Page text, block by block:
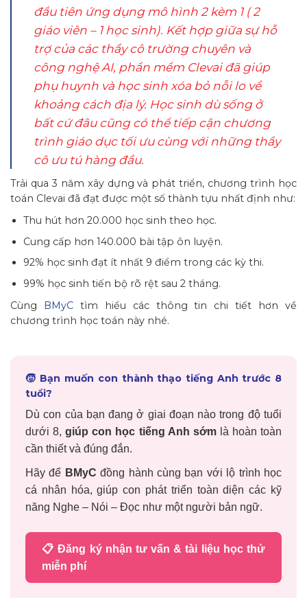
đầu tiên ứng dụng mô hình 2 kèm 1 ( 2
giáo viên – 1 học sinh). Kết hợp giữa sự hỗ
trợ của các thầy cô trường chuyên và
công nghệ AI, phần mềm Clevai đã giúp
phụ huynh và học sinh xóa bỏ nỗi lo về
khoảng cách địa lý. Học sinh dù sống ở
bất cứ đâu cũng có thể tiếp cận chương
trình giáo dục tối ưu cùng với những thầy
cô ưu tú hàng đầu.
Trải qua 3 năm xây dựng và phát triển, chương trình học
toán Clevai đã đạt được một số thành tựu nhất định như:
Thu hút hơn 20.000 học sinh theo học.
Cung cấp hơn 140.000 bài tập ôn luyện.
92% học sinh đạt ít nhất 9 điểm trong các kỳ thi.
99% học sinh tiến bộ rõ rệt sau 2 tháng.
Cùng BMyCtìm hiểu các thông tin chi tiết hơn về
chương trình học toán này nhé.
🧒 Bạn muốn con thành thạo tiếng Anh trước 8
tuổi?
Dù con của bạn đang ở giai đoạn nào trong độ tuổi
dưới 8,giúp con học tiếng Anh sớmlà hoàn toàn
cần thiết và đúng đắn.
Hãy để BMyC đồng hành cùng bạn với lộ trình học
cá nhân hóa, giúp con phát triển toàn diện các kỹ
năng Nghe – Nói – Đọc như một người bản ngữ.
📋 Đăng ký nhận tư vấn & tài liệu học thử
miễn phí